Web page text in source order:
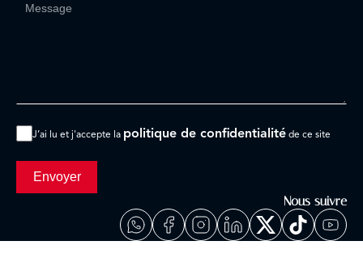
J’ai lu et j'accepte la politique de confidentialité de ce site
Envoyer
Nous suivre